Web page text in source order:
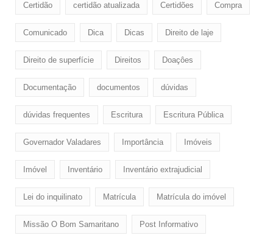
Certidão certidão atualizada Certidões Compra
Comunicado Dica Dicas Direito de laje
Direito de superfície Direitos Doaçôes
Documentação documentos dúvidas
dúvidas frequentes Escritura Escritura Pública
Governador Valadares Importância Imóveis
Imóvel Inventário Inventário extrajudicial
Lei do inquilinato Matrícula Matrícula do imóvel
Missão O Bom Samaritano Post Informativo